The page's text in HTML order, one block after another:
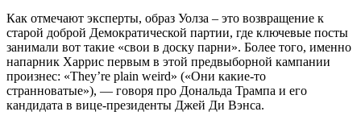
Как отмечают эксперты, образ Уолза – это возвращение к
старой доброй Демократической партии, где ключевые посты
занимали вот такие «свои в доску парни». Более того, именно
напарник Харрис первым в этой предвыборной кампании
произнес: «They’re plain weird» («Они какие-то
странноватые»), — говоря про Дональда Трампа и его
кандидата в вице-президенты Джей Ди Вэнса.